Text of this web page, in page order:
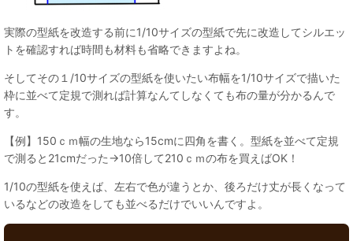
実際の型紙を改造する前に1/10サイズの型紙で先に改造してシルエッ
トを確認すれば時間も材料も省略できますよね。
そしてその１/10サイズの型紙を使いたい布幅を1/10サイズで描いた
枠に並べて定規で測れば計算なんてしなくても布の量が分かるんで
す。
【例】150ｃｍ幅の生地なら15cmに四角を書く。型紙を並べて定規
で測ると21cmだった→10倍して210ｃｍの布を買えばOK！
1/10の型紙を使えば、左右で色が違うとか、後ろだけ丈が長くなって
いるなどの改造をしても並べるだけでいいんですよ。